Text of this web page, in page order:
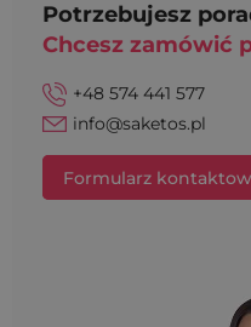
Potrzebujesz
Chcesz zamówić
+48 574 441 577
info@saketos.pl
Formularz